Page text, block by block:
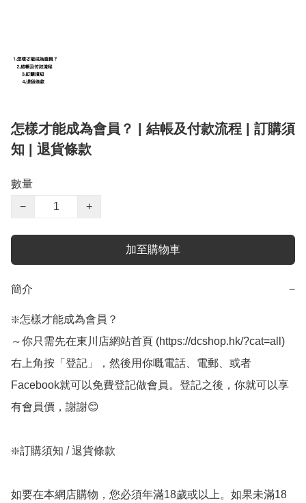
怎樣才能成為會員？ | 結帳及付款流程 | 訂購須
知 | 退貨條款
數量
−
+
加至購物車
簡介 −
❇️怎樣才能成為會員？
～你只需先在東川店網站首頁 (https://dcshop.hk/?cat=all)
右上角按「登記」，然後用你嘅電話、電郵、或者
Facebook就可以免費登記做會員。登記之後，你就可以享
有會員價，謝謝😊
❇️訂購須知 / 退貨條款
如要在本網店購物，您必須年滿18歲或以上。如果未滿18